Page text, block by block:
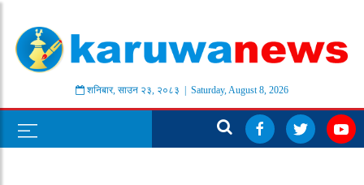
शनिबार, साउन २३, २०८३ | Saturday, August 8, 2026